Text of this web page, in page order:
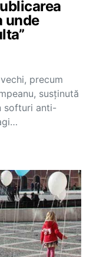
unde
precum
susținută
softuri anti-